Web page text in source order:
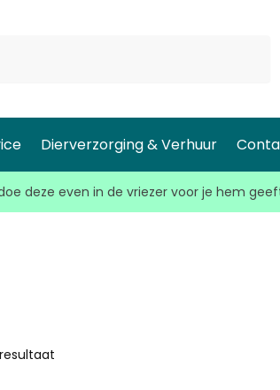
Dierverzorging & Verhuur
deze even in de vriezer voor je hem